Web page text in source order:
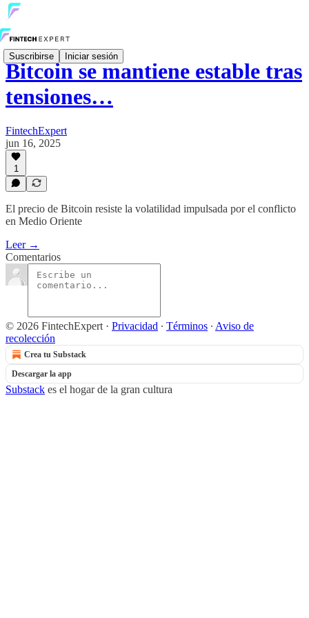
Suscribirse Iniciar sesión
Bitcoin se mantiene estable tras
tensiones…
FintechExpert
jun 16, 2025
1
El precio de Bitcoin resiste la volatilidad impulsada por el conflicto
en Medio Oriente
Leer →
Comentarios
© 2026 FintechExpert · Privacidad ∙ Términos ∙ Aviso de
recolección
Crea tu Substack
Descargar la app
Substack es el hogar de la gran cultura